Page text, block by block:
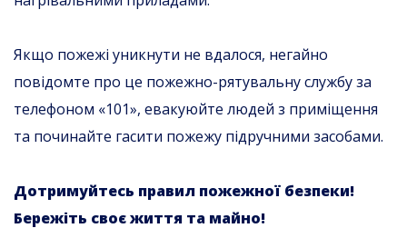
Якщо пожежі уникнути не вдалося, негайно
повідомте про це пожежно-рятувальну службу за
телефоном «101», евакуюйте людей з приміщення
та починайте гасити пожежу підручними засобами.
Дотримуйтесь правил пожежної безпеки!
Бережіть своє життя та майно!